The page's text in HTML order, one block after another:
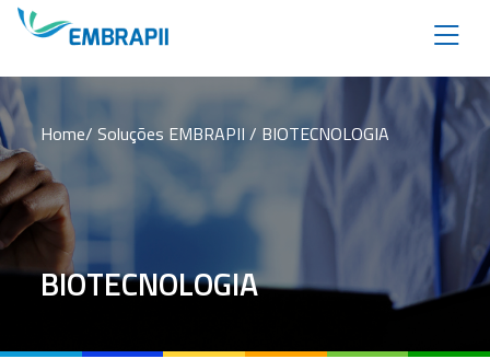
Home/ Soluções EMBRAPII / BIOTECNOLOGIA
BIOTECNOLOGIA